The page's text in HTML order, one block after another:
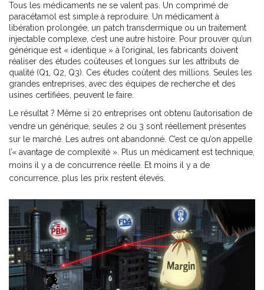
Tous les médicaments ne se valent pas. Un comprimé de
paracétamol est simple à reproduire. Un médicament à
libération prolongée, un patch transdermique ou un traitement
injectable complexe, c’est une autre histoire. Pour prouver qu’un
générique est « identique » à l’original, les fabricants doivent
réaliser des études coûteuses et longues sur les attributs de
qualité (Q1, Q2, Q3). Ces études coûtent des millions. Seules les
grandes entreprises, avec des équipes de recherche et des
usines certifiées, peuvent le faire.
Le résultat ? Même si 20 entreprises ont obtenu l’autorisation de
vendre un générique, seules 2 ou 3 sont réellement présentes
sur le marché. Les autres ont abandonné. C’est ce qu’on appelle
l’« avantage de complexité ». Plus un médicament est technique,
moins il y a de concurrence réelle. Et moins il y a de
concurrence, plus les prix restent élevés.